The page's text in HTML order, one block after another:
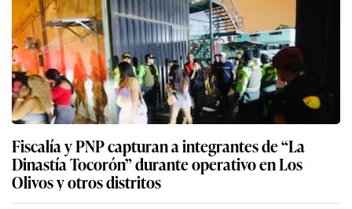
Fiscalía y PNP capturan a integrantes de “La
Dinastía Tocorón” durante operativo en Los
Olivos y otros distritos